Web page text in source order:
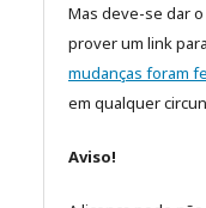
Mas deve-se dar o
prover um link
mudanças foram
em qualquer
Aviso!